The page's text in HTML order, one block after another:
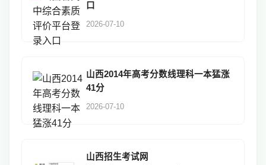
口
2026-07-10
山西2014年高考分数线理科一本猛涨
41分
2026-07-10
山西招生考试网